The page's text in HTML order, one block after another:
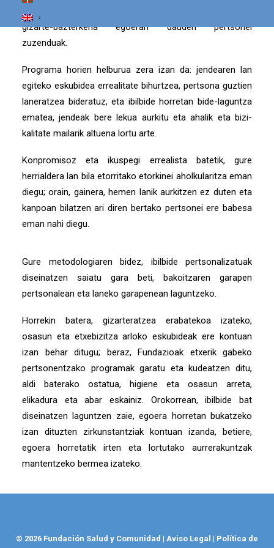
gizarte-bazterkeria egoeran dauden pertsonei
zuzenduak.
Programa horien helburua zera izan da: jendearen lan
egiteko eskubidea errealitate bihurtzea, pertsona guztien
laneratzea bideratuz, eta ibilbide horretan bide-laguntza
ematea, jendeak bere lekua aurkitu eta ahalik eta bizi-
kalitate mailarik altuena lortu arte.
Konpromisoz eta ikuspegi errealista batetik, gure
herrialdera lan bila etorritako etorkinei aholkularitza eman
diegu; orain, gainera, hemen lanik aurkitzen ez duten eta
kanpoan bilatzen ari diren bertako pertsonei ere babesa
eman nahi diegu.
Gure metodologiaren bidez, ibilbide pertsonalizatuak
diseinatzen saiatu gara beti, bakoitzaren garapen
pertsonalean eta laneko garapenean laguntzeko.
Horrekin batera, gizarteratzea erabatekoa izateko,
osasun eta etxebizitza arloko eskubideak ere kontuan
izan behar ditugu; beraz, Fundazioak etxerik gabeko
pertsonentzako programak garatu eta kudeatzen ditu,
aldi baterako ostatua, higiene eta osasun arreta,
elikadura eta abar eskainiz. Orokorrean, ibilbide bat
diseinatzen laguntzen zaie, egoera horretan bukatzeko
izan dituzten zirkunstantziak kontuan izanda, betiere,
egoera horretatik irten eta lortutako aurrerakuntzak
mantentzeko bermea izateko.
© 2026 Fundación Salud y Comunidad | Aviso Legal | Política de